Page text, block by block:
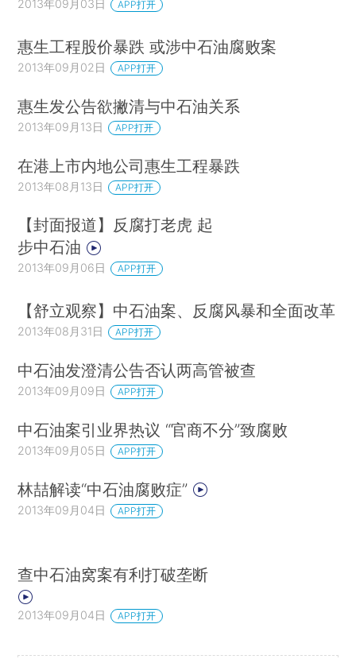
2013年09月03日 APP打开
惠生工程股价暴跌 或涉中石油腐败案
2013年09月02日 APP打开
惠生发公告欲撇清与中石油关系
2013年09月13日 APP打开
在港上市内地公司惠生工程暴跌
2013年08月13日 APP打开
【封面报道】反腐打老虎 起
步中石油
2013年09月06日 APP打开
【舒立观察】中石油案、反腐风暴和全面改革
2013年08月31日 APP打开
中石油发澄清公告否认两高管被查
2013年09月09日 APP打开
中石油案引业界热议 “官商不分”致腐败
2013年09月05日 APP打开
林喆解读“中石油腐败症”
2013年09月04日 APP打开
查中石油窝案有利打破垄断
2013年09月04日 APP打开